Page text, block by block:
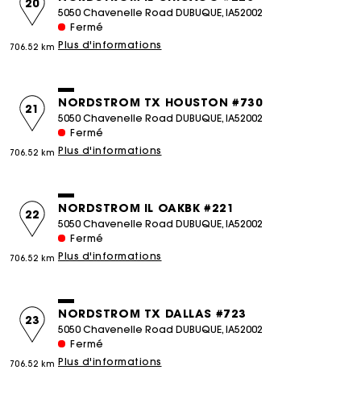
20
706.52 km
5050 Chavenelle Road DUBUQUE, IA52002
Fermé
Plus d'informations
NORDSTROM TX HOUSTON #730
21
706.52 km
5050 Chavenelle Road DUBUQUE, IA52002
Fermé
Plus d'informations
NORDSTROM IL OAKBK #221
22
706.52 km
5050 Chavenelle Road DUBUQUE, IA52002
Fermé
Plus d'informations
NORDSTROM TX DALLAS #723
23
706.52 km
5050 Chavenelle Road DUBUQUE, IA52002
Fermé
Plus d'informations